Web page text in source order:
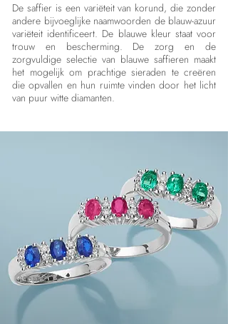
De saffier is een variëteit van korund, die zonder
andere bijvoeglijke naamwoorden de blauw-azuur
variëteit identificeert. De blauwe kleur staat voor
trouw en bescherming. De zorg en de
zorgvuldige selectie van blauwe saffieren maakt
het mogelijk om prachtige sieraden te creëren
die opvallen en hun ruimte vinden door het licht
van puur witte diamanten.